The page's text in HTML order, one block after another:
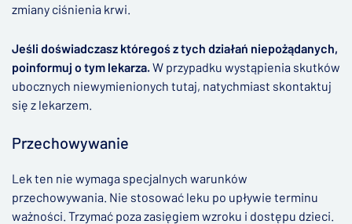
zmiany ciśnienia krwi.
Jeśli doświadczasz któregoś z tych działań niepożądanych,
poinformuj o tym lekarza.W przypadku wystąpienia skutków
ubocznych niewymienionych tutaj, natychmiast skontaktuj
się z lekarzem.
Przechowywanie
Lek ten nie wymaga specjalnych warunków
przechowywania. Nie stosować leku po upływie terminu
ważności. Trzymać poza zasięgiem wzroku i dostępu dzieci.